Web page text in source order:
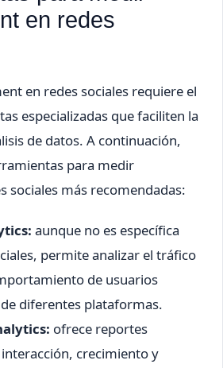
en redes
en redes sociales requiere el
especializadas que faciliten la
de datos. A continuación,
para medir
sociales más recomendadas:
aunque no es específica
permite analizar el tráfico
de usuarios
diferentes plataformas.
ofrece reportes
crecimiento y